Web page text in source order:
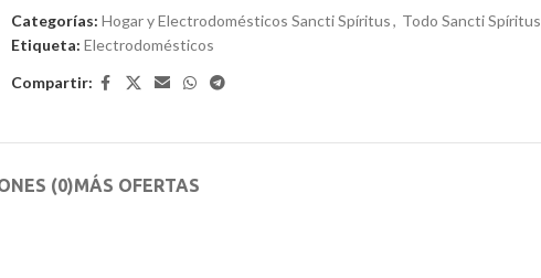
Categorías: Hogar y Electrodomésticos Sancti Spíritus, Todo Sancti Spíritus
Etiqueta: Electrodomésticos
Compartir:
(0)MÁS OFERTAS